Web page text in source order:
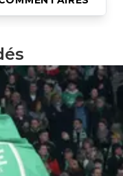
Evra c'est qu'il
13 janvier 2022 à 19:10